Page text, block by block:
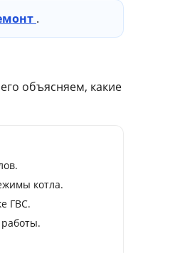
.
объясняем, какие
котла.
ГВС.